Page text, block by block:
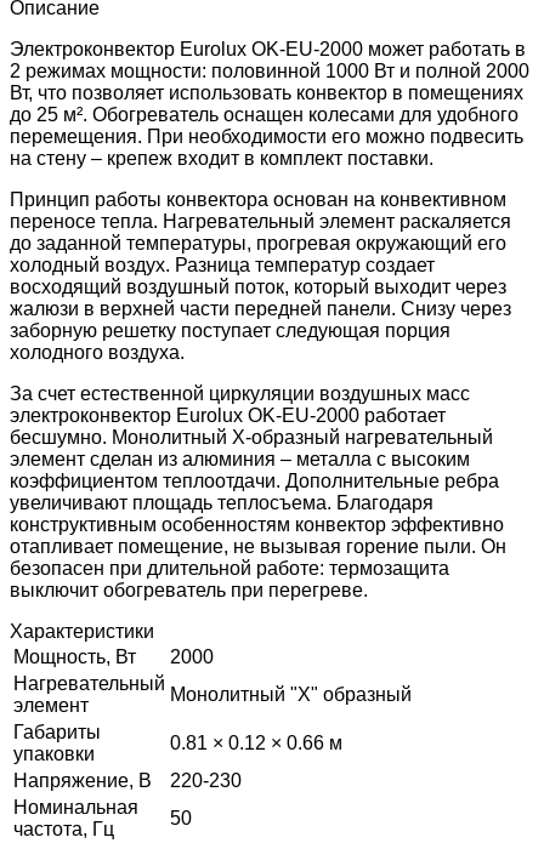
Описание
Электроконвектор Eurolux OK-EU-2000 может работать в
2 режимах мощности: половинной 1000 Вт и полной 2000
Вт, что позволяет использовать конвектор в помещениях
до 25 м². Обогреватель оснащен колесами для удобного
перемещения. При необходимости его можно подвесить
на стену – крепеж входит в комплект поставки.
Принцип работы конвектора основан на конвективном
переносе тепла. Нагревательный элемент раскаляется
до заданной температуры, прогревая окружающий его
холодный воздух. Разница температур создает
восходящий воздушный поток, который выходит через
жалюзи в верхней части передней панели. Снизу через
заборную решетку поступает следующая порция
холодного воздуха.
За счет естественной циркуляции воздушных масс
электроконвектор Eurolux OK-EU-2000 работает
бесшумно. Монолитный Х-образный нагревательный
элемент сделан из алюминия – металла с высоким
коэффициентом теплоотдачи. Дополнительные ребра
увеличивают площадь теплосъема. Благодаря
конструктивным особенностям конвектор эффективно
отапливает помещение, не вызывая горение пыли. Он
безопасен при длительной работе: термозащита
выключит обогреватель при перегреве.
Характеристики
Мощность, Вт
2000
Нагревательный
элемент
Монолитный "Х" образный
Габариты
упаковки
0.81 × 0.12 × 0.66 м
Напряжение, В
220-230
Номинальная
частота, Гц
50